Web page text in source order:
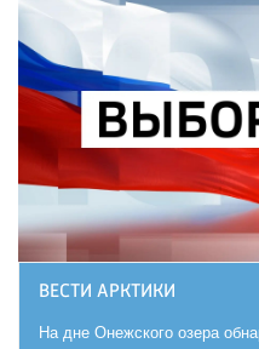
ВЕСТИ АРКТИКИ
На дне Онежского озера